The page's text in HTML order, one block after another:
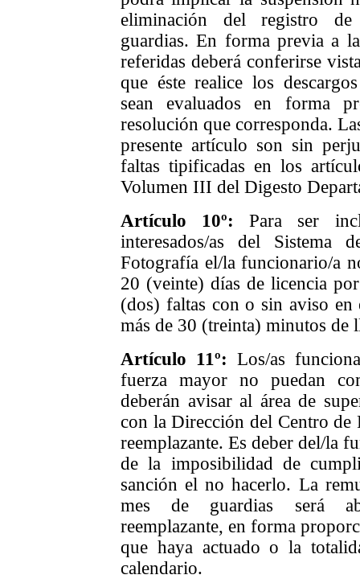
eliminación del registro de
guardias. En forma previa a
referidas deberá conferirse
que éste realice los
sean evaluados en forma
resolución que corresponda.
presente artículo son sin
faltas tipificadas en los
Volumen III del Digesto
Artículo 10º:Para ser
interesados/as del Sistema
Fotografía el/la funcionario/a
20 (veinte) días de licencia
(dos) faltas con o sin aviso
más de 30 (treinta) minutos de
Artículo 11º: Los/as
fuerza mayor no puedan
deberán avisar al área de
con la Dirección del Centro
reemplazante. Es deber del/la
de la imposibilidad de
sanción el no hacerlo. La
mes de guardias será
reemplazante, en forma
que haya actuado o la
calendario.